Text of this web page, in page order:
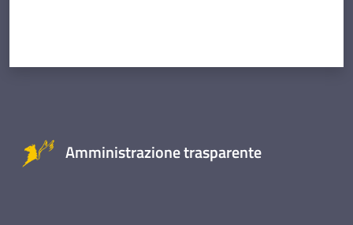
Amministrazione trasparente